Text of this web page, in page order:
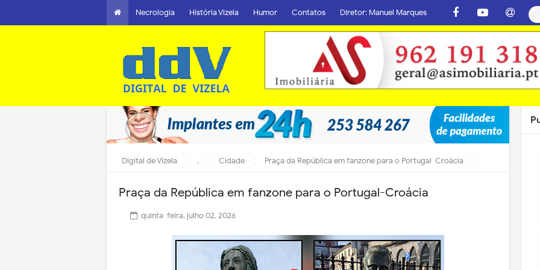
Necrologia História Vizela Humor Contatos Diretor: Manuel Marques
Digital de Vizela . Cidade Praça da República em fanzone para o Portugal-Croácia
Praça da República em fanzone para o Portugal-Croácia
quinta-feira, julho 02, 2026